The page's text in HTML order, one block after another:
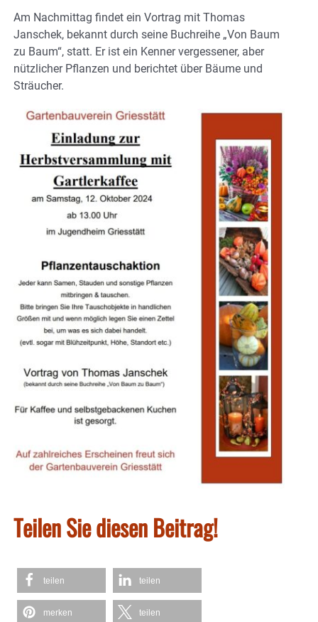
Am Nachmittag findet ein Vortrag mit Thomas
Janschek, bekannt durch seine Buchreihe „Von Baum
zu Baum“, statt. Er ist ein Kenner vergessener, aber
nützlicher Pflanzen und berichtet über Bäume und
Sträucher.
Teilen Sie diesen Beitrag!
teilen teilen
merken teilen